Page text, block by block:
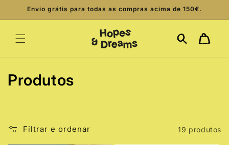
para o
conteúdo
Envio grátis para todas as compras acima de 150€.
Carrinho
C
Produtos
Filtrar e ordenar 19 produtos